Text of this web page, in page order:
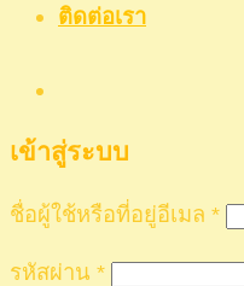
ติดต่อเรา
เข้าสู่ระบบ
ชื่อผู้ใช้หรือที่อยู่อีเมล *
รหัสผ่าน *